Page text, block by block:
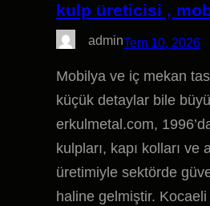
kulp üreticisi ,
adminTem 10, 2026
Mobilya ve iç mekan
küçük detaylar bile
erkulmetal.com,
kulpları, kapı kolları ve
üretimiyle sektörde
haline gelmiştir. Kocaeli